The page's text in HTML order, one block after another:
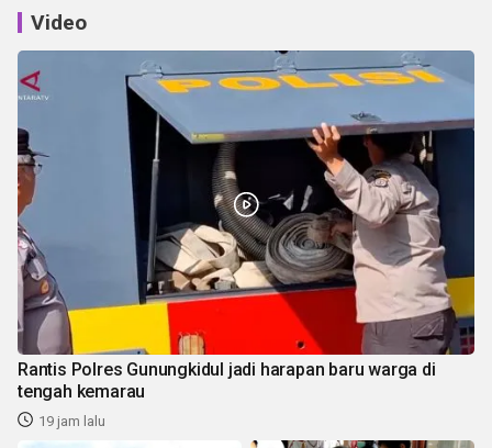
Video
Rantis Polres Gunungkidul jadi harapan baru warga di
tengah kemarau
19 jam lalu